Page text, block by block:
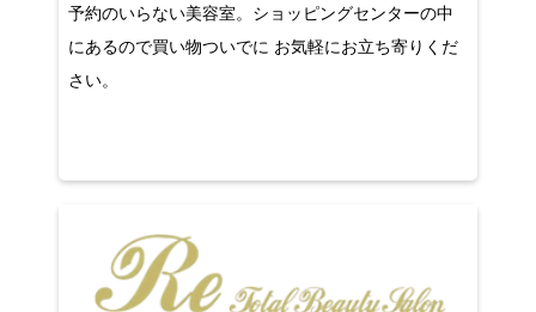
予約のいらない美容室。ショッピングセンターの中
にあるので買い物ついでに お気軽にお立ち寄りくだ
さい。